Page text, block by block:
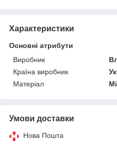
Характеристики
Основні атрибути
Виробник
Країна виробник
Матеріал
Умови доставки
Нова Пошта